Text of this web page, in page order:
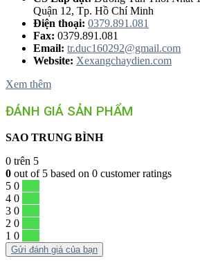
Quận 12, Tp. Hồ Chí Minh
Điện thoại: 0379.891.081
Fax: 0379.891.081
Email: tr.duc160292@gmail.com
Website: Xexangchaydien.com
Xem thêm
ĐÁNH GIÁ SẢN PHẨM
SAO TRUNG BÌNH
0 trên 5
0 out of 5 based on 0 customer ratings
5 0
4 0
3 0
2 0
1 0
Gửi đánh giá của bạn